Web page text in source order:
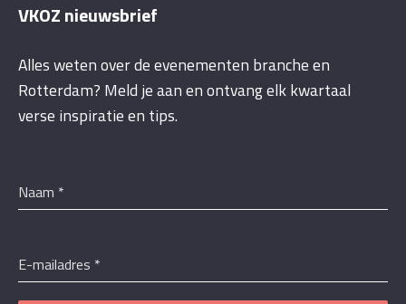
VKOZ nieuwsbrief
Alles weten over de evenementen branche en
Rotterdam? Meld je aan en ontvang elk kwartaal
verse inspiratie en tips.
Naam *
E-mailadres *